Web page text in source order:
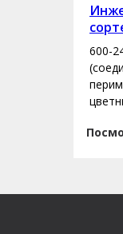
600-